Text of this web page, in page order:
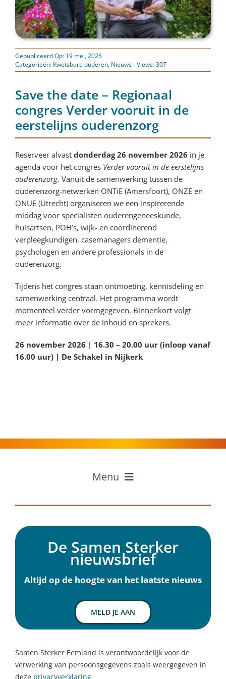
Gepubliceerd Op: 19 mei, 2026
Categorieën: Kwetsbare ouderen, Nieuws Views: 307
Save the date – Regionaal
congres Verder vooruit in de
eerstelijns ouderenzorg
Reserveer alvast donderdag 26 november 2026 in je
agenda voor het congres Verder vooruit in de eerstelijns
ouderenzorg. Vanuit de samenwerking tussen de
ouderenzorg-netwerken ONTiE (Amersfoort), ONZE en
ONUE (Utrecht) organiseren we een inspirerende
middag voor specialisten ouderengeneeskunde,
huisartsen, POH’s, wijk- en coördinerend
verpleegkundigen, casemanagers dementie,
psychologen en andere professionals in de
ouderenzorg.
Tijdens het congres staan ontmoeting, kennisdeling en
samenwerking centraal. Het programma wordt
momenteel verder vormgegeven. Binnenkort volgt
meer informatie over de inhoud en sprekers.
26 november 2026 | 16.30 – 20.00 uur (inloop vanaf
16.00 uur) | De Schakel in Nijkerk
Menu
Inwoners
Ervaringen
Over Samen Sterker
Nieuws
De Samen Sterker
nieuwsbrief
Altijd op de hoogte van het laatste nieuws
MELD JE AAN
Samen Sterker Eemland is verantwoordelijk voor de
verwerking van persoonsgegevens zoals weergegeven in
deze privacyverklaring.